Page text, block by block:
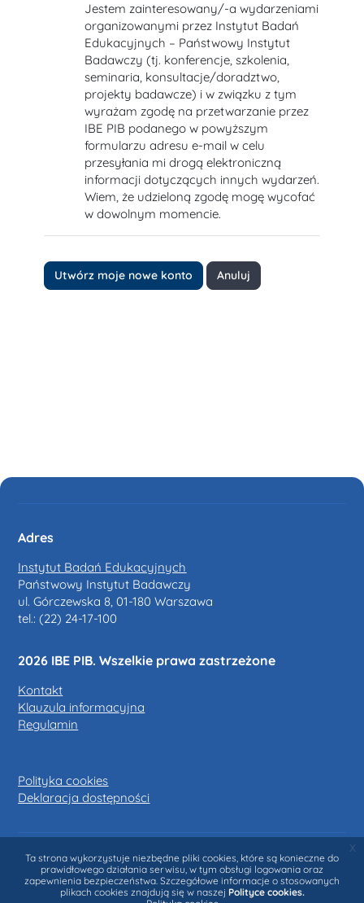
Ta strona wykorzystuje niezbędne pliki cookies, które są konieczne do
prawidłowego działania serwisu, w tym obsługi logowania oraz
zapewnienia bezpieczeństwa. Szczegółowe informacje o stosowanych
plikach cookies znajdują się w naszej Polityce cookies.
x
Jestem zainteresowany/-a wydarzeniami
organizowanymi przez Instytut Badań
Edukacyjnych – Państwowy Instytut
Badawczy (tj. konferencje, szkolenia,
seminaria, konsultacje/doradztwo,
projekty badawcze) i w związku z tym
wyrażam zgodę na przetwarzanie przez
IBE PIB podanego w powyższym
formularzu adresu e-mail w celu
przesyłania mi drogą elektroniczną
informacji dotyczących innych wydarzeń.
Wiem, że udzieloną zgodę mogę wycofać
w dowolnym momencie.
Adres
Instytut Badań Edukacyjnych
Państwowy Instytut Badawczy
ul. Górczewska 8, 01-180 Warszawa
tel.: (22) 24-17-100
2026 IBE PIB. Wszelkie prawa zastrzeżone
Kontakt
Klauzula informacyjna
Regulamin
Polityka cookies
Deklaracja dostępności
Podsumowanie zasad przechowywania danych
Przełącz na standardowy schemat graficzny